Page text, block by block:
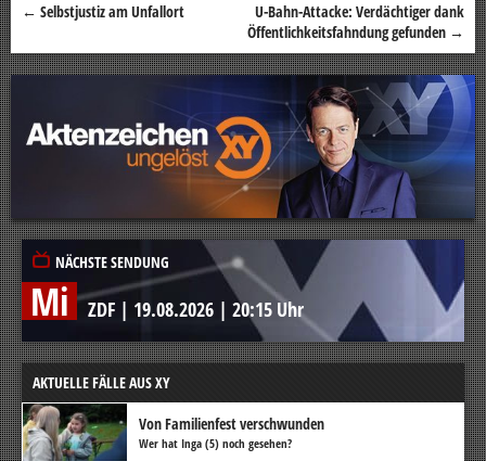
Beitragsnavigation
← Selbstjustiz am Unfallort
U-Bahn-Attacke: Verdächtiger dank
Öffentlichkeitsfahndung gefunden →
NÄCHSTE SENDUNG
Mi ZDF | 19.08.2026 | 20:15 Uhr
AKTUELLE FÄLLE AUS XY
Von Familienfest verschwunden
Wer hat Inga (5) noch gesehen?